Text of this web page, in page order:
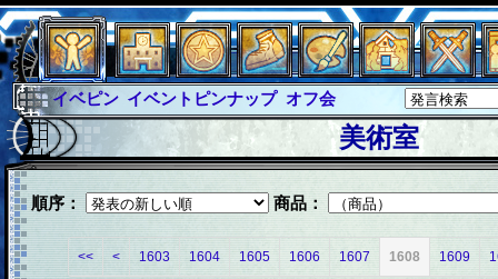
イベピン イベントピンナップ オフ会
グラシャ
グラシャ・ラボラス
グローバルジャスティス サイキックハーツ
サイキックハーツ大戦 シュラウド
ソロモン
ファイナル
アブソーバー
美術室
順序： 商品：
<< < 1603 1604 1605 1606 1607 1608 1609